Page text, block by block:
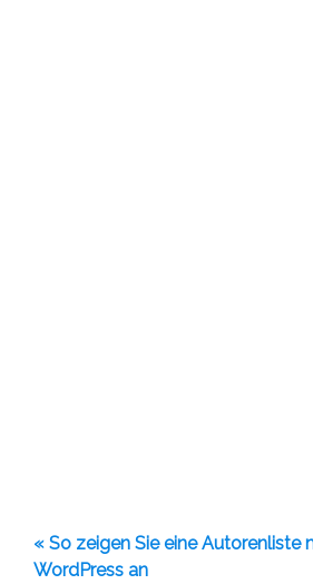
« So zeigen Sie eine Autorenliste
WordPress an